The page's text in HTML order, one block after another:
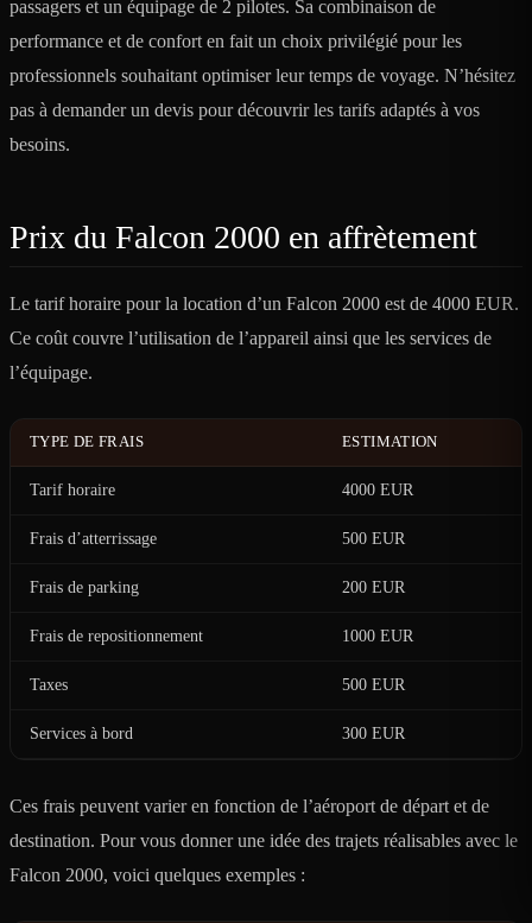
passagers et un équipage de 2 pilotes. Sa combinaison de
performance et de confort en fait un choix privilégié pour les
professionnels souhaitant optimiser leur temps de voyage. N’hésitez
pas à demander un devis pour découvrir les tarifs adaptés à vos
besoins.
Prix du Falcon 2000 en affrètement
Le tarif horaire pour la location d’un Falcon 2000 est de 4000 EUR.
Ce coût couvre l’utilisation de l’appareil ainsi que les services de
l’équipage.
TYPE DE FRAIS ESTIMATION
Tarif horaire 4000 EUR
Frais d’atterrissage 500 EUR
Frais de parking 200 EUR
Frais de repositionnement 1000 EUR
Taxes 500 EUR
Services à bord 300 EUR
Ces frais peuvent varier en fonction de l’aéroport de départ et de
destination. Pour vous donner une idée des trajets réalisables avec le
Falcon 2000, voici quelques exemples :